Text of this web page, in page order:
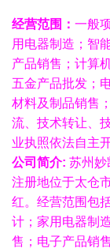
经营范围： 一般
用电器制造；智
产品销售；计算
五金产品批发；
材料及制品销售
流、技术转让、
业执照依法自主
公司简介: 苏州妙
注册地位于太仓
红。经营范围包
计；家用电器制
售；电子产品销